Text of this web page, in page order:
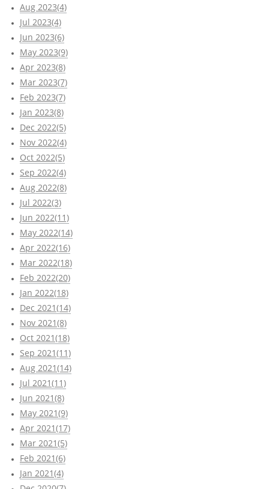
Aug 2023(4)
Jul 2023(4)
Jun 2023(6)
May 2023(9)
Apr 2023(8)
Mar 2023(7)
Feb 2023(7)
Jan 2023(8)
Dec 2022(5)
Nov 2022(4)
Oct 2022(5)
Sep 2022(4)
Aug 2022(8)
Jul 2022(3)
Jun 2022(11)
May 2022(14)
Apr 2022(16)
Mar 2022(18)
Feb 2022(20)
Jan 2022(18)
Dec 2021(14)
Nov 2021(8)
Oct 2021(18)
Sep 2021(11)
Aug 2021(14)
Jul 2021(11)
Jun 2021(8)
May 2021(9)
Apr 2021(17)
Mar 2021(5)
Feb 2021(6)
Jan 2021(4)